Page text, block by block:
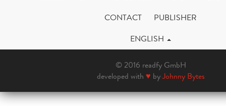
CONTACT
PUBLISHER
ENGLISH
© 2016 readfy GmbH
developed with ♥ byJohnny Bytes